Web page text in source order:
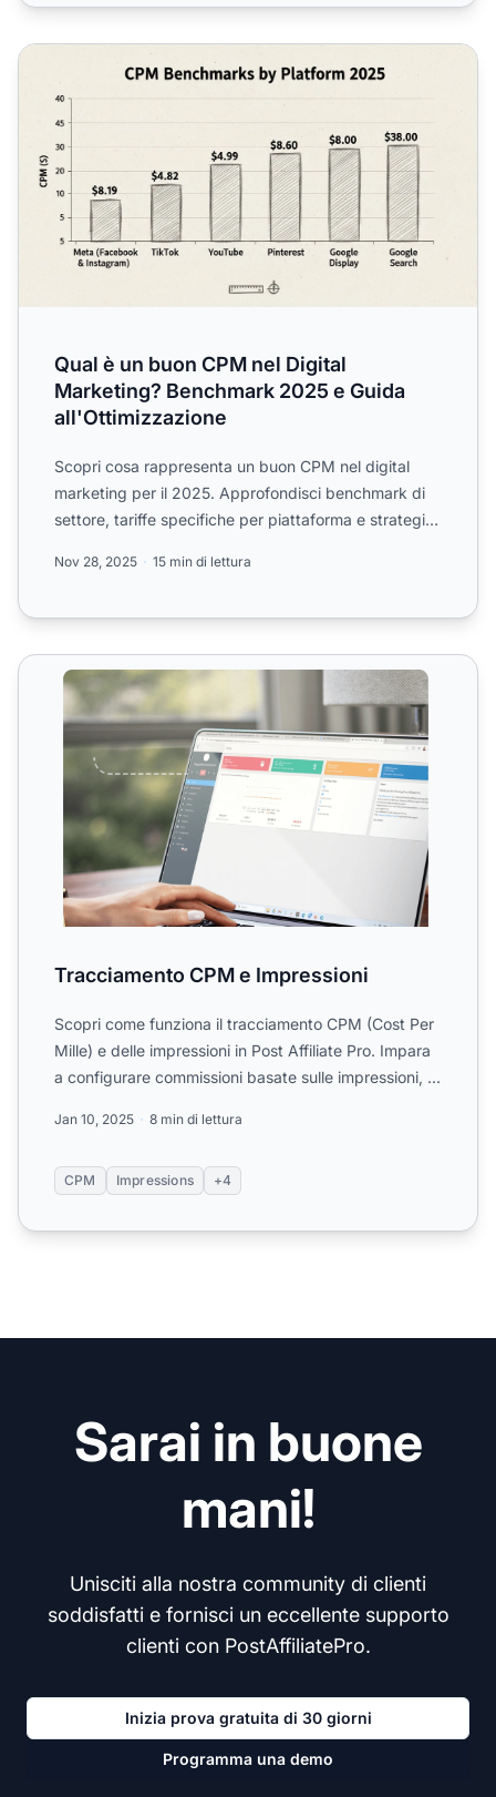
Qual è un buon CPM nel Digital Marketing? Benchmark
Qual è un buon CPM nel Digital
Marketing? Benchmark 2025 e Guida
all'Ottimizzazione
Scopri cosa rappresenta un buon CPM nel digital
marketing per il 2025. Approfondisci benchmark di
settore, tariffe specifiche per piattaforma e strategie
Nov 28, 2025 15 min di lettura
Tracciamento CPM e Impressioni
Tracciamento CPM e Impressioni
Scopri come funziona il tracciamento CPM (Cost Per
Mille) e delle impressioni in Post Affiliate Pro. Impara
a configurare commissioni basate sulle impressioni, ...
Jan 10, 2025 8 min di lettura
CPM Impressions +4
Sarai in buone
mani!
Unisciti alla nostra community di clienti
soddisfatti e fornisci un eccellente supporto
clienti con PostAffiliatePro.
Inizia prova gratuita di 30 giorni
Programma una demo